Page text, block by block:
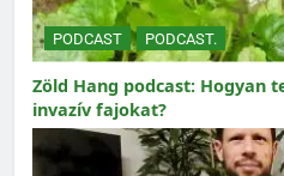
PODCAST PODCAST.
Zöld Hang podcast: Hogyan
invazív fajokat?